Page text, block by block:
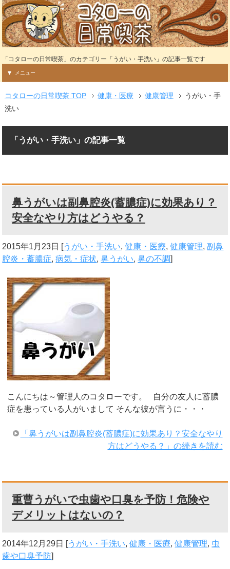
「コタローの日常喫茶」のカテゴリー「うがい・手洗い」の記事一覧です
メニュー
コタローの日常喫茶 TOP 健康・医療 健康管理
うがい・手
洗い
「うがい・手洗い」の記事一覧
鼻うがいは副鼻腔炎(蓄膿症)に効果あり？
安全なやり方はどうやる？
2015年1月23日 [うがい・手洗い,健康・医療,健康管理,副鼻
腔炎・蓄膿症,病気・症状,鼻うがい,鼻の不調]
こんにちは～管理人のコタローです。 自分の友人に蓄膿
症を患っている人がいまして そんな彼が言うに・・・
「鼻うがいは副鼻腔炎(蓄膿症)に効果あり？安全なやり
方はどうやる？」の続きを読む
重曹うがいで虫歯や口臭を予防！危険や
デメリットはないの？
2014年12月29日 [うがい・手洗い,健康・医療,健康管理, 虫
歯や口臭予防]